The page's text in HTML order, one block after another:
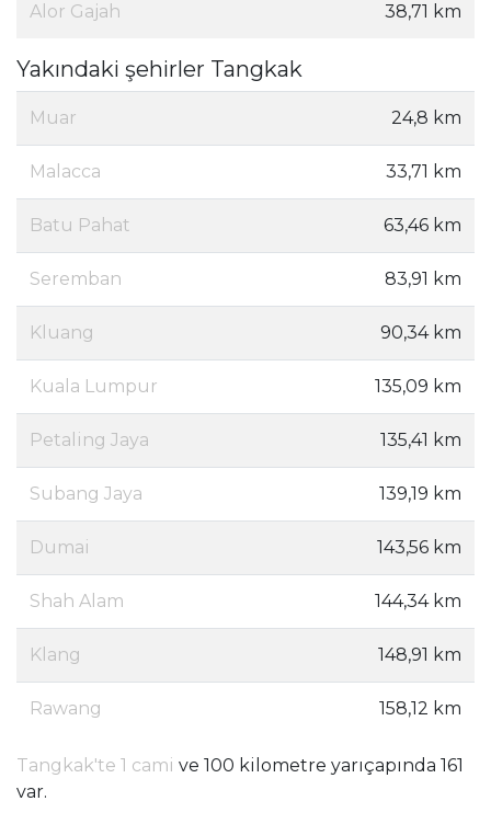
Alor Gajah 38,71 km
Yakındaki şehirler Tangkak
Muar 24,8 km
Malacca 33,71 km
Batu Pahat 63,46 km
Seremban 83,91 km
Kluang 90,34 km
Kuala Lumpur 135,09 km
Petaling Jaya 135,41 km
Subang Jaya 139,19 km
Dumai 143,56 km
Shah Alam 144,34 km
Klang 148,91 km
Rawang 158,12 km
Tangkak'te 1 cami ve 100 kilometre yarıçapında 161
var.